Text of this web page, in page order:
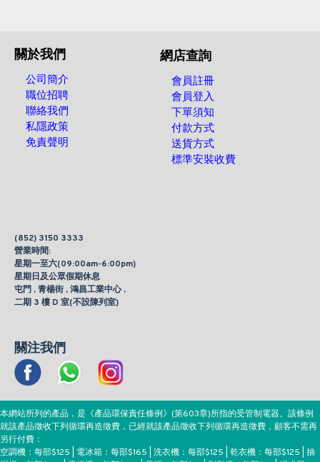
關於我們
公司簡介
職位招聘
聯絡我們
私隱政策
免責聲明
網店查詢
會員註冊
會員登入
下單須知
付款方式
送貨方式
標準安裝收費
(852) 3150 3333
營業時間:
星期一至六(09:00am-6:00pm)
星期日及公眾假期休息
屯門 , 青楊街 , 鴻昌工業中心 ,
二期 3 樓 D 室(不設陳列室)
關注我們
本網站所列的產品，是《產品環保責任條例》(第603章)所指的受管制電器。該條例
就該產品徵收下列循環再造徵費，已經就該產品徵收下列循環再造徵費，顧客不需再
另行付費：
空調機：每部$125 | 電冰箱：每部$165 | 洗衣機：每部$125 | 乾衣機：每部$125 | 抽